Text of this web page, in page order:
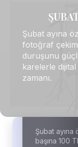
Şubat ayına
fotoğraf
duruşunu
karelerle
zamanı.
Şubat
başına 100